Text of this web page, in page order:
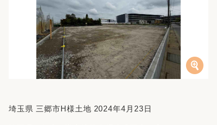
埼玉県 三郷市H様土地 2024年4月23日